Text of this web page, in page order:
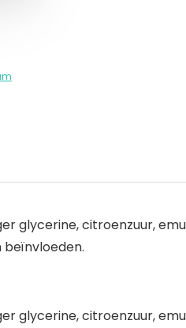
glycerine, citroenzuur,
beïnvloeden.
glycerine, citroenzuur,